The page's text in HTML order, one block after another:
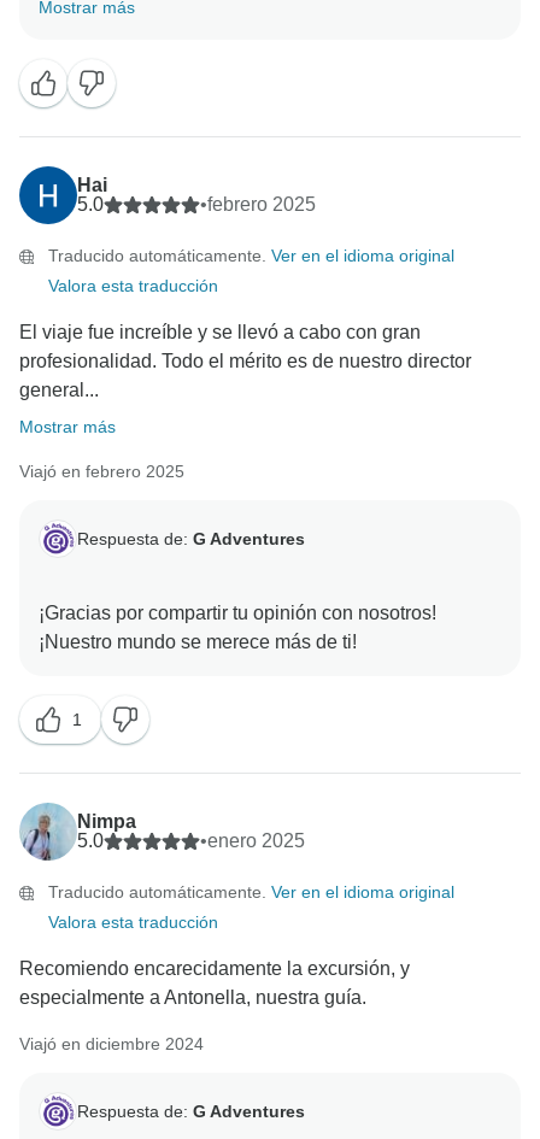
Mostrar más
Hai
5.0
•febrero 2025
Traducido automáticamente. Ver en el idioma original
Valora esta traducción
El viaje fue increíble y se llevó a cabo con gran
profesionalidad. Todo el mérito es de nuestro director
general...
Mostrar más
Viajó en febrero 2025
Respuesta de: G Adventures
¡Gracias por compartir tu opinión con nosotros!
1
Nimpa
5.0
•enero 2025
Traducido automáticamente. Ver en el idioma original
Valora esta traducción
Recomiendo encarecidamente la excursión, y
especialmente a Antonella, nuestra guía.
Viajó en diciembre 2024
Respuesta de: G Adventures